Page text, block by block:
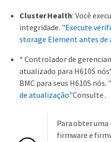
Cluster Health: Você
integridade. "Execute
storage Element antes
* Controlador de
atualizado para H610S
BMC para seus H610S nós.
de atualização"Consulte .
Para obter
firmware e